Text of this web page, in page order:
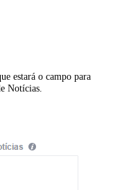
estará o campo para
Notícias.